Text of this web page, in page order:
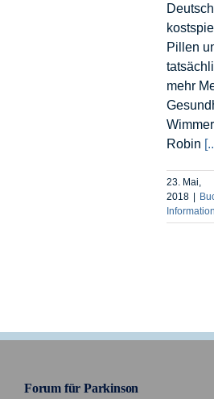
Pillen
mehr
Robin
23. Mai,
2018 |
Forum für Parkinson